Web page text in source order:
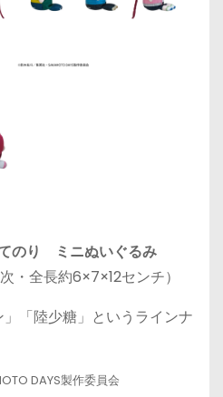
のり ミニぬいぐるみ
・全長約6×7×12センチ）
」「陸少糖」というラインナ
DAYS製作委員会